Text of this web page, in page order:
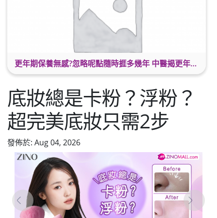
更年期保養無感?忽略呢點隨時捱多幾年 中醫揭更年保養關鍵 輕鬆舒適渡過更年期
底妝總是卡粉？浮粉？
超完美底妝只需2步
發佈於: Aug 04, 2026